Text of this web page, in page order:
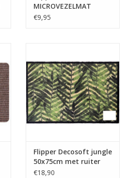
MICROVEZELMAT
40X60CM BRUIN
€9,95
Flipper Decosoft jungle
50x75cm met ruiter
€18,90